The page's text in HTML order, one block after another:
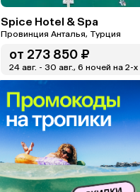
Spice Hotel & Spa
Провинция Анталья, Турция
от 273 850 ₽
24 авг. - 30 авг., 6 ночей на 2-x